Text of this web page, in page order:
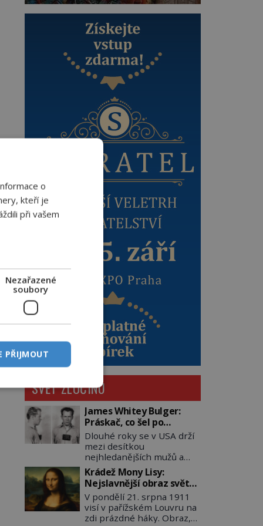
SVĚT ZLOČINU
James Whitey Bulger:
Práskač, co šel po
práskačích
Dlouhé roky se v USA drží
mezi desítkou
nejhledanějších mužů a
dopracuje to až na číslo
dvě – hned po Usámovi bin
Ládinovi (1957–2011). To je
James „Whitey“ Bulger
(1929–2018) viněný ze
spoluúčasti na 19
Krádež Mony Lisy:
Nejslavnější obraz světa
zůstane dva roky
nezvěstný
V pondělí 21. srpna 1911
visí v pařížském Louvru na
zdi prázdné háky. Obraz,
o
kteří je
při vašem
Nezařazené
soubory
PŘIJMOUT